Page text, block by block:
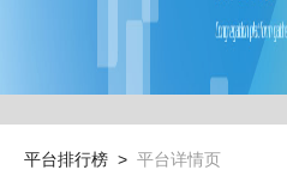
平台排行榜 > 平台详情页